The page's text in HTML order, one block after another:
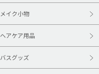
メイク小物
ヘアケア用品
バスグッズ